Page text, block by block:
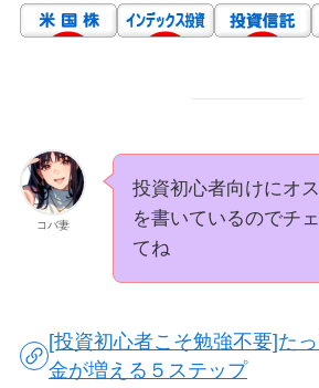
コバ妻
投資初心者向けにオ
を書いているのでチ
てね
[投資初心者こそ勉強不要]た
金が増える５ステップ